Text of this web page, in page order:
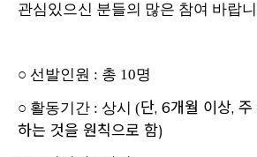
관심있으신 분들의 많은 참여 바랍
○ 선발인원 : 총 10명
○ 활동기간 : 상시 (단, 6개월 이상,
하는 것을 원칙으로 함)